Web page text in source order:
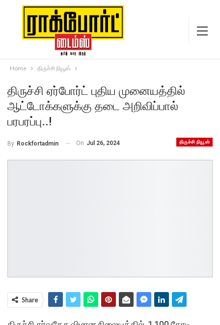
Home திருச்சி நியூஸ்
திருச்சி ஏர்போர்ட் புதிய முனையத்தில்
ஆட்டோக்களுக்கு தடை அறிவிப்பால்
பரபரப்பு..!
திருச்சி நியூஸ்
By Rockfortadmin On Jul 26, 2024
Share